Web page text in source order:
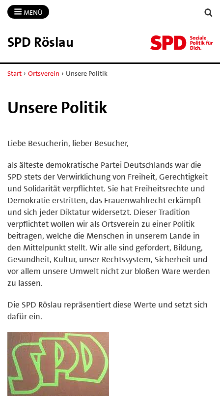
MENÜ
SPD Röslau
Start › Ortsverein › Unsere Politik
Unsere Politik
Liebe Besucherin, lieber Besucher,
als älteste demokratische Partei Deutschlands war die
SPD stets der Verwirklichung von Freiheit, Gerechtigkeit
und Solidarität verpflichtet. Sie hat Freiheitsrechte und
Demokratie erstritten, das Frauenwahlrecht erkämpft
und sich jeder Diktatur widersetzt. Dieser Tradition
verpflichtet wollen wir als Ortsverein zu einer Politik
beitragen, welche die Menschen in unserem Lande in
den Mittelpunkt stellt. Wir alle sind gefordert, Bildung,
Gesundheit, Kultur, unser Rechtssystem, Sicherheit und
vor allem unsere Umwelt nicht zur bloßen Ware werden
zu lassen.
Die SPD Röslau repräsentiert diese Werte und setzt sich
dafür ein.